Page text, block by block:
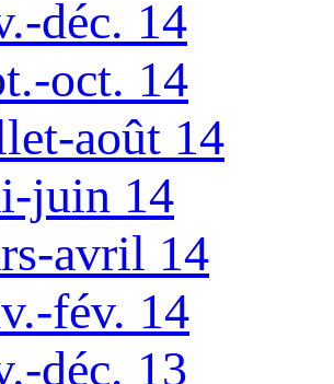
déc. 14
oct. 14
août 14
juin 14
avril 14
fév. 14
déc. 13